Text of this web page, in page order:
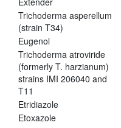
Trichoderma asperellum
(strain T34)
Eugenol
Trichoderma atroviride
(formerly T. harzianum)
strains IMI 206040 and
T11
Etridiazole
Etoxazole